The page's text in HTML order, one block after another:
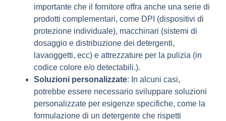
importante che il fornitore offra anche una serie di
prodotti complementari, come DPI (dispositivi di
protezione individuale), macchinari (sistemi di
dosaggio e distribuzione dei detergenti,
lavaoggetti, ecc) e attrezzature per la pulizia (in
codice colore e/o detectabili.).
Soluzioni personalizzate: In alcuni casi,
potrebbe essere necessario sviluppare soluzioni
personalizzate per esigenze specifiche, come la
formulazione di un detergente che rispetti